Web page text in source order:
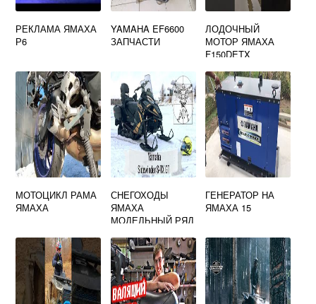
РЕКЛАМА ЯМАХА
Р6
YAMAHA EF6600
ЗАПЧАСТИ
ЛОДОЧНЫЙ
МОТОР ЯМАХА
F150DETX
МОТОЦИКЛ РАМА
ЯМАХА
СНЕГОХОДЫ
ЯМАХА
МОДЕЛЬНЫЙ РЯД
ГЕНЕРАТОР НА
ЯМАХА 15